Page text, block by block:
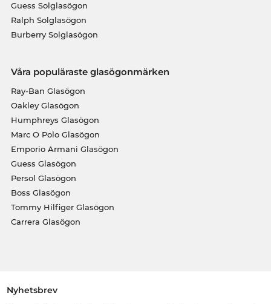
Guess Solglasögon
Ralph Solglasögon
Burberry Solglasögon
Våra populäraste glasögonmärken
Ray-Ban Glasögon
Oakley Glasögon
Humphreys Glasögon
Marc O Polo Glasögon
Emporio Armani Glasögon
Guess Glasögon
Persol Glasögon
Boss Glasögon
Tommy Hilfiger Glasögon
Carrera Glasögon
Nyhetsbrev